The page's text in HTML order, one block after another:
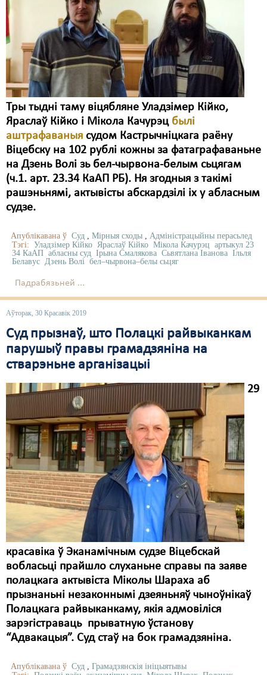
Тры тыдні таму віцябляне Уладзімер Кійко,
Яраслаў Кійко і Мікола Качурэц былі
аштрафаваныя судом Кастрычніцкага раёну
Віцебску на 102 рублі кожны за фатаграфаваньне
на Дзень Волі зь бел-чырвона-белым сьцягам
(ч.1. арт. 23.34 КаАП РБ). Ня згодныя з такімі
рашэньнямі, актывісты абскардзілі іх у абласным
судзе.
Апублікавана ў Суд , Мірныя сходы , Адміністрацыйны перасьлед
Тэгі: Уладзімер Кійко Яраслаў Кійко Мікола Качурэц артыкул 23
34 КаАП абласны суд Ірына Смалякова Сьвятлана Іванова Ільля
Белавус Дзень Волі бел–чырвона–белы сьцяг
Падрабязьней ...
Аўторак, 30 Красавік 2019
Суд прызнаў, што Полацкі райвыканкам
парушыў правы грамадзяніна на
стварэньне арганізацыі
29
красавіка ў Эканамічным судзе Віцебскай
вобласьці прайшло слуханьне справы па заяве
полацкага актывіста Міколы Шараха аб
прызнаньні незаконнымі дзеяньняў чыноўнікаў
Полацкага райвыканкаму, якія адмовіліся
зарэгістраваць прыватную ўстанову
“Адвакацыя”. Суд стаў на бок грамадзяніна.
Апублікавана ў Суд , Грамадзянскія ініцыятывы